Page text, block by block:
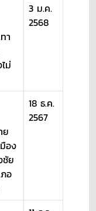
า
ม่
3 ม.ค.
2568
ย
อง
ชัย
อ
18 ธ.ค.
2567